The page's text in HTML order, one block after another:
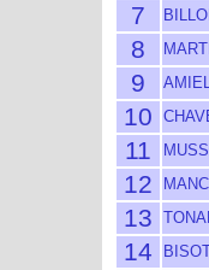
7
8
9
10
11
12
13
14